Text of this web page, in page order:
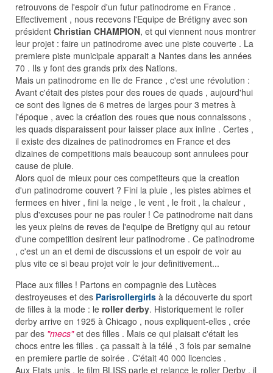
retrouvons de l'espoir d'un futur patinodrome en France .
Effectivement , nous recevons l'Equipe de Brétigny avec son
président Christian CHAMPION, et qui viennent nous montrer
leur projet : faire un patinodrome avec une piste couverte . La
premiere piste municipale apparait a Nantes dans les années
70 . Ils y font des grands prix des Nations.
Mais un patinodrome en Ile de France , c'est une révolution :
Avant c'était des pistes pour des roues de quads , aujourd'hui
ce sont des lignes de 6 metres de larges pour 3 metres à
l'époque , avec la création des roues que nous connaissons ,
les quads disparaissent pour laisser place aux inline . Certes ,
il existe des dizaines de patinodromes en France et des
dizaines de competitions mais beaucoup sont annulees pour
cause de pluie.
Alors quoi de mieux pour ces competiteurs que la creation
d'un patinodrome couvert ? Fini la pluie , les pistes abimes et
fermees en hiver , fini la neige , le vent , le froit , la chaleur ,
plus d'excuses pour ne pas rouler ! Ce patinodrome nait dans
les yeux pleins de reves de l'equipe de Bretigny qui au retour
d'une competition desirent leur patinodrome . Ce patinodrome
, c'est un an et demi de discussions et un espoir de voir au
plus vite ce si beau projet voir le jour definitivement...
Place aux filles ! Partons en compagnie des Lutèces
destroyeuses et des Parisrollergirls à la découverte du sport
de filles à la mode : le roller derby. Historiquement le roller
derby arrive en 1925 à Chicago , nous expliquent-elles , crée
par des "mecs"et des filles . Mais ce qui plaisait c'était les
chocs entre les filles . ça passait à la télé , 3 fois par semaine
en premiere partie de soirée . C'était 40 000 licencies .
Aux Etats unis , le film BLISS parle et relance le roller Derby , il